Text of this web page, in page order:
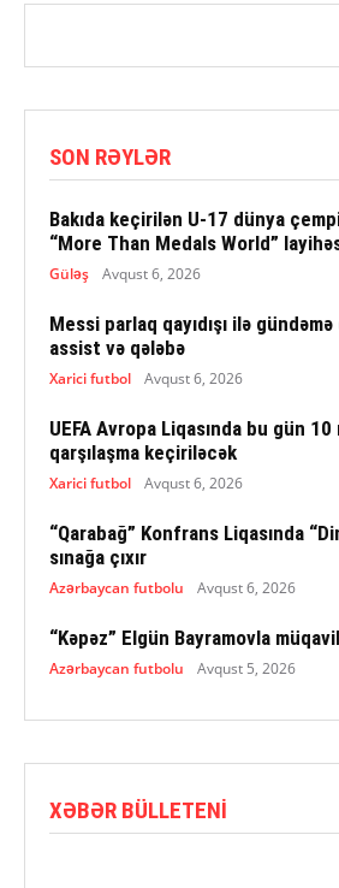
SON RƏYLƏR
Bakıda keçirilən U-17 dünya
“More Than Medals World”
Güləş Avqust 6, 2026
Messi parlaq qayıdışı ilə
assist və qələbə
Xarici futbol Avqust 6, 2026
UEFA Avropa Liqasında bu gün 10
qarşılaşma keçiriləcək
Xarici futbol Avqust 6, 2026
“Qarabağ” Konfrans Liqasında
sınağa çıxır
Azərbaycan futbolu Avqust 6, 2026
“Kəpəz” Elgün Bayramovla
Azərbaycan futbolu Avqust 5, 2026
XƏBƏR BÜLLETENI